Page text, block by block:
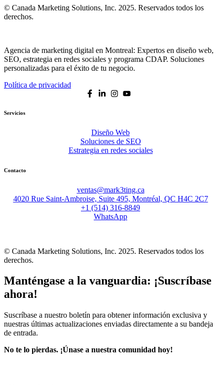
© Canada Marketing Solutions, Inc. 2025. Reservados todos los
derechos.
Agencia de marketing digital en Montreal: Expertos en diseño web,
SEO, estrategia en redes sociales y programa CDAP. Soluciones
personalizadas para el éxito de tu negocio.
Política de privacidad
Servicios
Diseño Web
Soluciones de SEO
Estrategia en redes sociales
Contacto
ventas@mark3ting.ca
4020 Rue Saint-Ambroise, Suite 495, Montréal, QC H4C 2C7
+1 (514) 316-8849
WhatsApp
© Canada Marketing Solutions, Inc. 2025. Reservados todos los
derechos.
Manténgase a la vanguardia: ¡Suscríbase
ahora!
Suscríbase a nuestro boletín para obtener información exclusiva y
nuestras últimas actualizaciones enviadas directamente a su bandeja
de entrada.
No te lo pierdas. ¡Únase a nuestra comunidad hoy!